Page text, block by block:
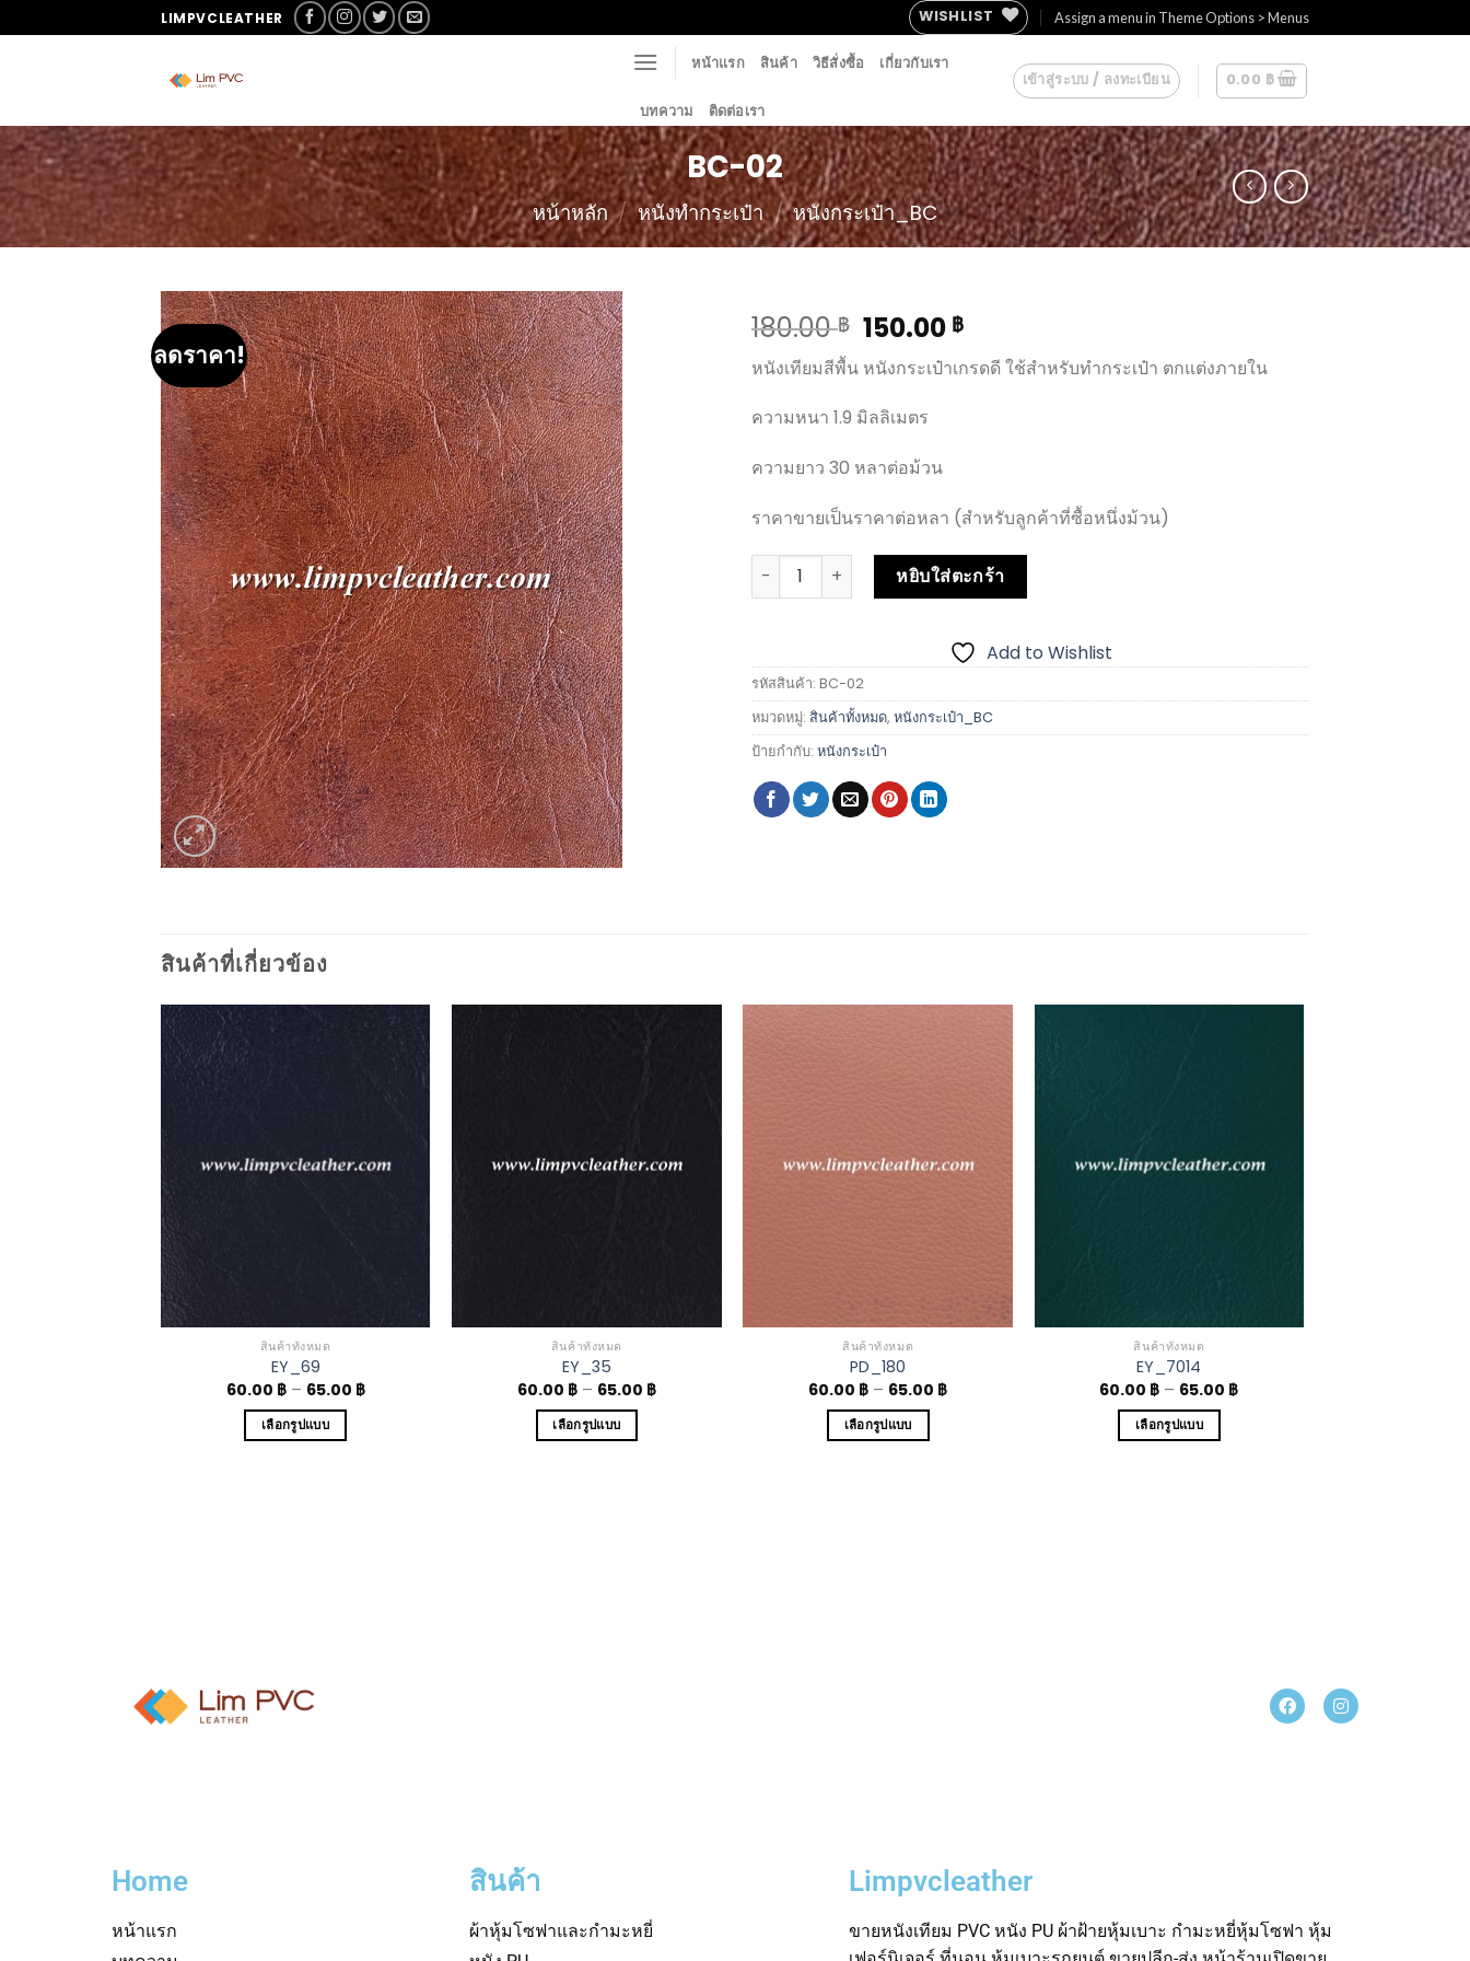
LIMPVCLEATHER WISHLIST Assign a menu in Theme Options > Menus
หน้าแรก สินค้า วิธีสั่งซื้อ เกี่ยวกับเรา
บทความ ติดต่อเรา
เข้าสู่ระบบ / ลงทะเบียน 0.00 ฿
BC-02
หน้าหลัก / หนังทำกระเป๋า / หนังกระเป๋า_BC
ลดราคา!
Add to
Wishlist
180.00฿ 150.00 ฿
หนังเทียมสีพื้น หนังกระเป๋าเกรดดี ใช้สำหรับทำกระเป๋า ตกแต่งภายใน
ความหนา 1.9 มิลลิเมตร
ความยาว 30 หลาต่อม้วน
ราคาขายเป็นราคาต่อหลา (สำหรับลูกค้าที่ซื้อหนึ่งม้วน)
หยิบใส่ตะกร้า
Add to Wishlist
รหัสสินค้า: BC-02
หมวดหมู่: สินค้าทั้งหมด, หนังกระเป๋า_BC
ป้ายกำกับ: หนังกระเป๋า
สินค้าที่เกี่ยวข้อง
สินค้าทั้งหมด
EY_69
60.00 ฿– 65.00 ฿
เลือกรูปแบบ
สินค้าทั้งหมด
EY_35
60.00 ฿– 65.00 ฿
เลือกรูปแบบ
สินค้าทั้งหมด
PD_180
60.00 ฿ – 65.00 ฿
เลือกรูปแบบ
สินค้าทั้งหมด
EY_7014
60.00 ฿ – 65.00 ฿
เลือกรูปแบบ
Home
หน้าแรก
สินค้า
ผ้าหุ้มโซฟาและกำมะหยี่
Limpvcleather
ขายหนังเทียม PVC หนัง PU ผ้าฝ้ายหุ้มเบาะ กำมะหยี่หุ้มโซฟา หุ้ม